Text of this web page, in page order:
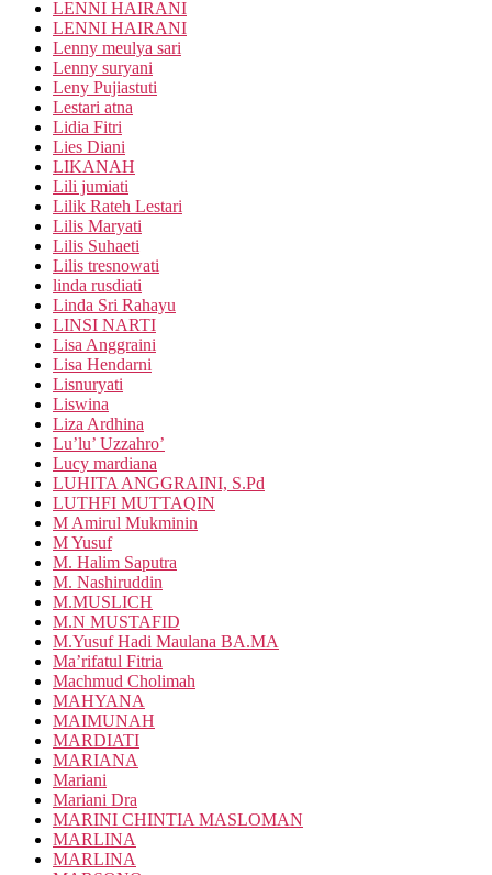
LENNI HAIRANI
LENNI HAIRANI
Lenny meulya sari
Lenny suryani
Leny Pujiastuti
Lestari atna
Lidia Fitri
Lies Diani
LIKANAH
Lili jumiati
Lilik Rateh Lestari
Lilis Maryati
Lilis Suhaeti
Lilis tresnowati
linda rusdiati
Linda Sri Rahayu
LINSI NARTI
Lisa Anggraini
Lisa Hendarni
Lisnuryati
Liswina
Liza Ardhina
Lu’lu’ Uzzahro’
Lucy mardiana
LUHITA ANGGRAINI, S.Pd
LUTHFI MUTTAQIN
M Amirul Mukminin
M Yusuf
M. Halim Saputra
M. Nashiruddin
M.MUSLICH
M.N MUSTAFID
M.Yusuf Hadi Maulana BA.MA
Ma’rifatul Fitria
Machmud Cholimah
MAHYANA
MAIMUNAH
MARDIATI
MARIANA
Mariani
Mariani Dra
MARINI CHINTIA MASLOMAN
MARLINA
MARLINA